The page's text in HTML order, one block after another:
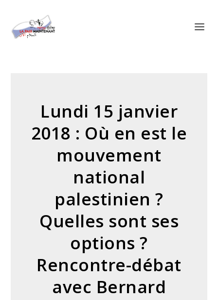
Lundi 15 janvier
2018 : Où en est le
mouvement
national
palestinien ?
Quelles sont ses
options ?
Rencontre-débat
avec Bernard